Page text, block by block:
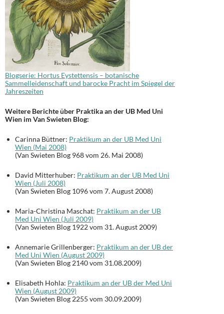
Blogserie: Hortus Eystettensis – botanische
Sammelleidenschaft und barocke Pracht im Spiegel der
Jahreszeiten
Weitere Berichte über Praktika an der UB Med Uni
Wien im Van Swieten Blog:
Carinna Büttner: Praktikum an der UB Med Uni
Wien (Mai 2008)
(Van Swieten Blog 968 vom 26. Mai 2008)
David Mitterhuber: Praktikum an der UB Med Uni
Wien (Juli 2008)
(Van Swieten Blog 1096 vom 7. August 2008)
Maria-Christina Maschat: Praktikum an der UB
Med Uni Wien (Juli 2009)
(Van Swieten Blog 1922 vom 31. August 2009)
Annemarie Grillenberger: Praktikum an der UB der
Med Uni Wien (August 2009)
(Van Swieten Blog 2140 vom 31.08.2009)
Elisabeth Hohla: Praktikum an der UB der Med Uni
Wien (August 2009)
(Van Swieten Blog 2255 vom 30.09.2009)